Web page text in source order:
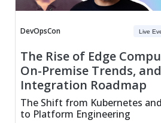
DevOpsCon Live
The Rise of Edge
On-Premise Trends,
Integration Roadmap
The Shift from Kubernetes
to Platform Engineering